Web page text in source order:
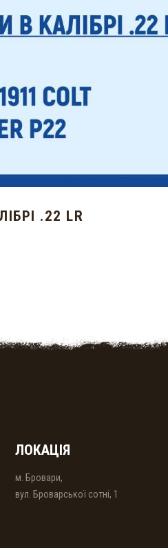
.22 LR
ЛОКАЦІЯ
м. Бровари,
вул. Броварської сотнi, 1